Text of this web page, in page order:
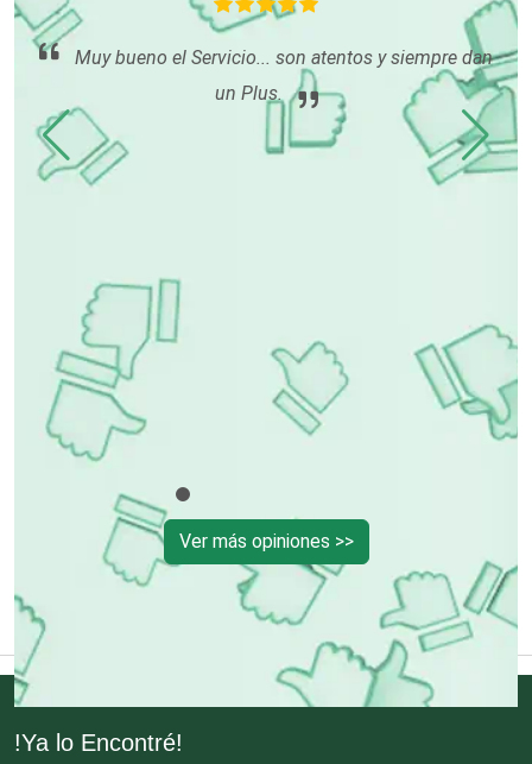
Conferencias Empresariales
Construcciones en General
Control de Plagas
Conversiones Automotrices
Copiadoras
Cortinas, Persianas y Alfombras
Cremerías y Salchichonerías
Cristalerías
Muy bueno el Servicio... son atentos y siempre dan
un Plus.
Ver más opiniones >>
!Ya lo Encontré!